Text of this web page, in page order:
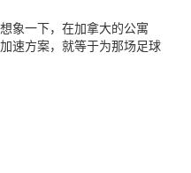
象一下，在加拿大的公寓
速方案，就等于为那场足球